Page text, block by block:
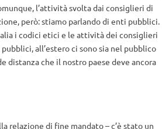
l’attività svolta dai consiglieri di
però: stiamo parlando di enti pubblici.
i codici etici e le attività dei consiglieri
all’estero ci sono sia nel pubblico
distanza che il nostro paese deve ancora
relazione di fine mandato – c’è stato un